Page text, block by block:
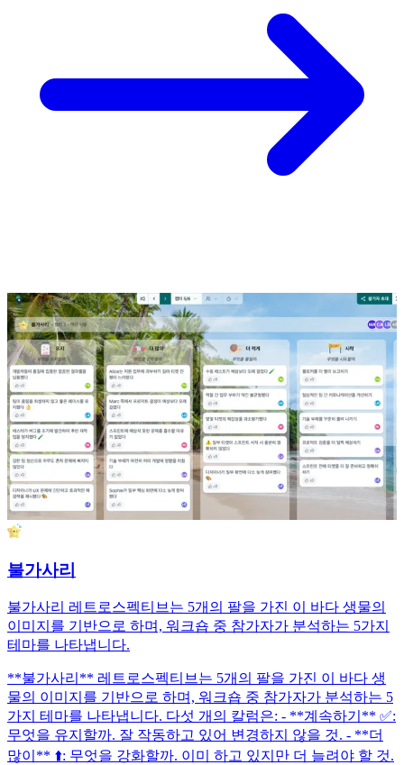
불가사리
불가사리 레트로스펙티브는 5개의 팔을 가진 이 바다 생물의
이미지를 기반으로 하며, 워크숍 중 참가자가 분석하는 5가지
테마를 나타냅니다.
**불가사리** 레트로스펙티브는 5개의 팔을 가진 이 바다 생
물의 이미지를 기반으로 하며, 워크숍 중 참가자가 분석하는 5
가지 테마를 나타냅니다. 다섯 개의 칼럼은: - **계속하기** ✅:
무엇을 유지할까. 잘 작동하고 있어 변경하지 않을 것. - **더
많이** ⬆️: 무엇을 강화할까. 이미 하고 있지만 더 늘려야 할 것.